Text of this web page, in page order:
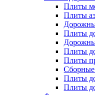
Плиты
Плиты
Плиты
Плиты
Плиты
Плиты
Плиты